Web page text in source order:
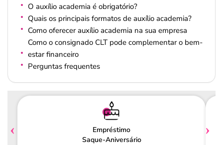
O auxílio academia é obrigatório?
Quais os principais formatos de auxílio academia?
Como oferecer auxílio academia na sua empresa
Como o consignado CLT pode complementar o bem-
estar financeiro
Perguntas frequentes
Empréstimo
Saque-Aniversário